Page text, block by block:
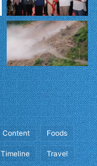
Content Foods
Timeline Travel